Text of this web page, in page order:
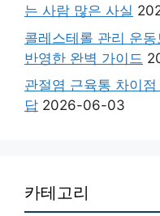
는 사람 많은 사실
콜레스테롤 관리 운
반영한 완벽 가이드
관절염 근육통 차이
답 2026-06-03
카테고리